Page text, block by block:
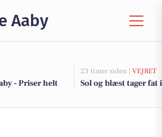
Aaby
- Priser helt
23 timer siden | VEJRET
Sol og blæst tager fat